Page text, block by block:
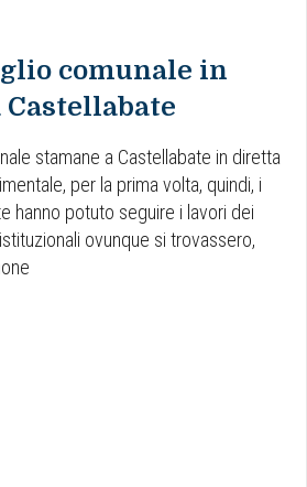
comunale in
stamane a Castellabate in diretta
per la prima volta, quindi, i
hanno potuto seguire i lavori dei
ovunque si trovassero,